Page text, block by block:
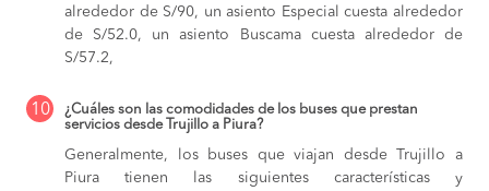
alrededor de S/90, un asiento Especial cuesta alrededor
de S/52.0, un asiento Buscama cuesta alrededor de
S/57.2,
10
¿Cuáles son las comodidades de los buses que prestan
servicios desde Trujillo a Piura?
Generalmente, los buses que viajan desde Trujillo a
Piura tienen las siguientes características y